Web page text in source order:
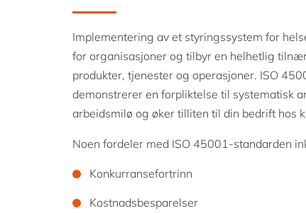
Implementering av et styringssystem for
for organisasjoner og tilbyr en helhetlig
produkter, tjenester og operasjoner. ISO
demonstrerer en forpliktelse til systematisk
arbeidsmilø og øker tilliten til din bedrift hos
Noen fordeler med ISO 45001-standarden
Konkurransefortrinn
Kostnadsbesparelser